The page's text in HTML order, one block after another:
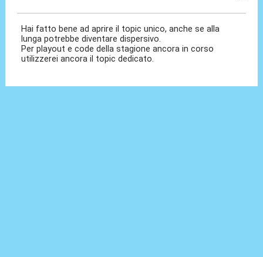
Hai fatto bene ad aprire il topic unico, anche se alla
lunga potrebbe diventare dispersivo.
Per playout e code della stagione ancora in corso
utilizzerei ancora il topic dedicato.